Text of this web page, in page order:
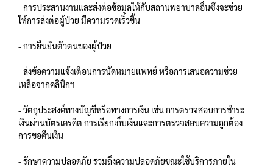
- การประสานงานและส่งต่อข้อมูลให้กับสถานพยาบาลอื่นซึ่งจะช่วย
ให้การส่งต่อผู้ป่วย มีความรวดเร็วขึ้น
- การยืนยันตัวตนของผู้ป่วย
- ส่งข้อความแจ้งเตือนการนัดหมายแพทย์ หรือการเสนอความช่วย
เหลือจากคลินิกฯ
- วัตถุประสงค์ทางบัญชีหรือทางการเงิน เช่น การตรวจสอบการชำระ
เงินผ่านบัตรเครดิต การเรียกเก็บเงินและการตรวจสอบความถูกต้อง
การขอคืนเงิน
- รักษาความปลอดภัย รวมถึงความปลอดภัยขณะใช้บริการภายใน